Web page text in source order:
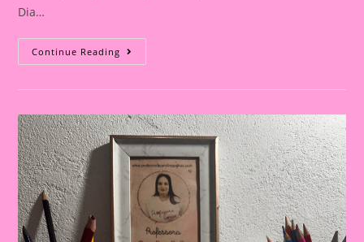
Dia…
Continue Reading Cartão
Lembrança
O
Pais
|
Dia
Dos
Pais:
Celebrando
Importância
Da
Figura
Paterna